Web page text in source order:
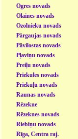
Ogres novads
Olaines novads
Ozolnieku novads
Pārgaujas novads
Pāvilostas novads
Pļaviņu novads
Preiļu novads
Priekules novads
Priekuļu novads
Raunas novads
Rēzekne
Rēzeknes novads
Riebiņu novads
Rīga, Centra raj.